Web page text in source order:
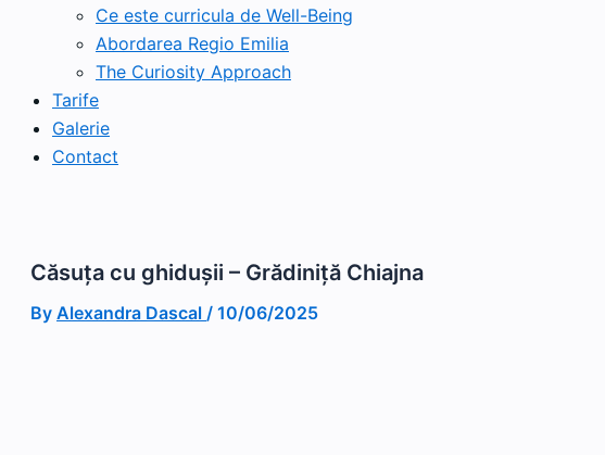
Ce este curricula de Well-Being
Abordarea Regio Emilia
The Curiosity Approach
Tarife
Galerie
Contact
Căsuța cu ghidușii – Grădiniță Chiajna
By Alexandra Dascal / 10/06/2025